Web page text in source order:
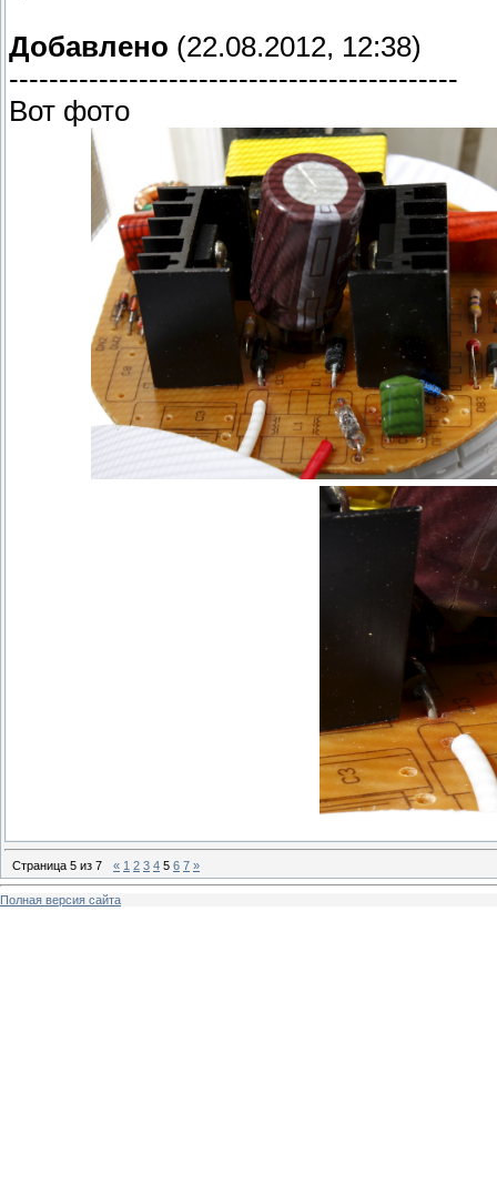
Добавлено (22.08.2012, 12:38)
---------------------------------------------
Вот фото
Страница 5 из 7 « 1 2 3 4 5 6 7 »
Полная версия сайта